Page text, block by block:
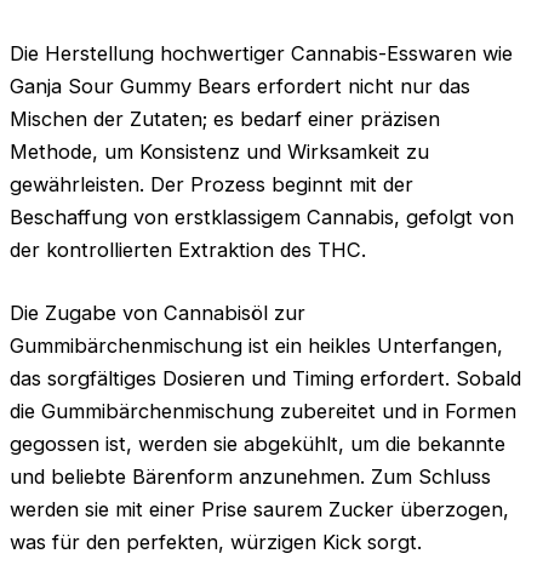
Die Herstellung hochwertiger Cannabis-Esswaren wie
Ganja Sour Gummy Bears erfordert nicht nur das
Mischen der Zutaten; es bedarf einer präzisen
Methode, um Konsistenz und Wirksamkeit zu
gewährleisten. Der Prozess beginnt mit der
Beschaffung von erstklassigem Cannabis, gefolgt von
der kontrollierten Extraktion des THC.
Die Zugabe von Cannabisöl zur
Gummibärchenmischung ist ein heikles Unterfangen,
das sorgfältiges Dosieren und Timing erfordert. Sobald
die Gummibärchenmischung zubereitet und in Formen
gegossen ist, werden sie abgekühlt, um die bekannte
und beliebte Bärenform anzunehmen. Zum Schluss
werden sie mit einer Prise saurem Zucker überzogen,
was für den perfekten, würzigen Kick sorgt.